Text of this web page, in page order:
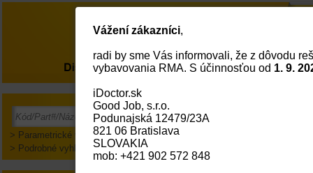
DIGITUS Panel pro
kabelové kroužky
PODĽA KATEGÓRIE:
PODĽA VÝROBCU:
Kód:
> Parametrické vyhľadávanie
> Podrobné vyhľadávanie
O nás
Vážení zákazníci,
radi by sme Vás informovali, že z dôvodu
vybavovania RMA. S účinnosťou od 1. 9.
iDoctor.sk
Good Job, s.r.o.
Podunajská 12479/23A
821 06 Bratislava
SLOVAKIA
mob: +421 902 572 848